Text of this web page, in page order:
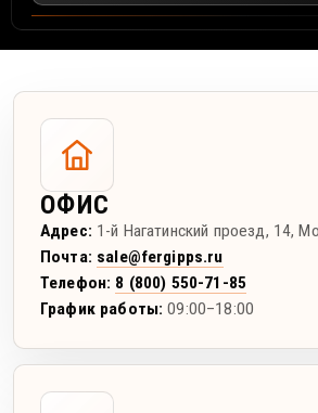
ОФИС
Адрес: 1-й Нагатинский проезд, 14,
Почта: sale@fergipps.ru
Телефон: 8 (800) 550-71-85
График работы: 09:00–18:00